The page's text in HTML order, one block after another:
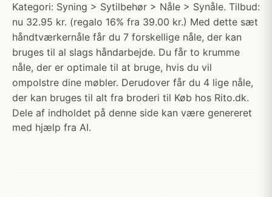
Kategori: Syning > Sytilbehør > Nåle > Synåle. Tilbud:
nu 32.95 kr. (regalo 16% fra 39.00 kr.) Med dette sæt
håndtværkernåle får du 7 forskellige nåle, der kan
bruges til al slags håndarbejde. Du får to krumme
nåle, der er optimale til at bruge, hvis du vil
ompolstre dine møbler. Derudover får du 4 lige nåle,
der kan bruges til alt fra broderi til Køb hos Rito.dk.
Dele af indholdet på denne side kan være genereret
med hjælp fra AI.